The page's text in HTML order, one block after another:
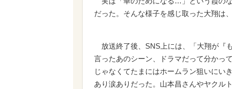
だった。そんな様子を感じ取った大翔は
放送終了後、SNS上には、「大翔が『
言ったあのシーン、ドラマだって分かっ
じゃなくてたまにはホームラン狙いにい
あり涙ありだった。山本昌さんやヤクル